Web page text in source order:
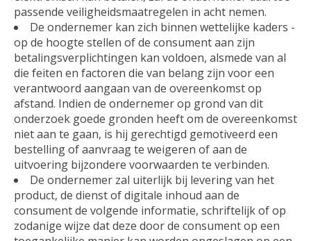
passende veiligheidsmaatregelen in acht nemen.
De ondernemer kan zich binnen wettelijke kaders -
op de hoogte stellen of de consument aan zijn
betalingsverplichtingen kan voldoen, alsmede van al
die feiten en factoren die van belang zijn voor een
verantwoord aangaan van de overeenkomst op
afstand. Indien de ondernemer op grond van dit
onderzoek goede gronden heeft om de overeenkomst
niet aan te gaan, is hij gerechtigd gemotiveerd een
bestelling of aanvraag te weigeren of aan de
uitvoering bijzondere voorwaarden te verbinden.
De ondernemer zal uiterlijk bij levering van het
product, de dienst of digitale inhoud aan de
consument de volgende informatie, schriftelijk of op
zodanige wijze dat deze door de consument op een